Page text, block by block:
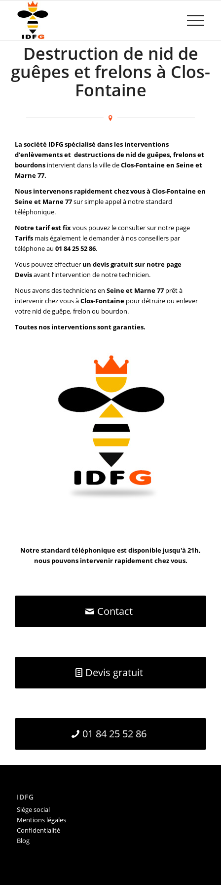
Destruction de nid de
guêpes et frelons à Clos-
Fontaine
La société IDFG spécialisé dans les interventions
d’enlèvements et destructions de nid de guêpes, frelons et
bourdons intervient dans la ville deClos-Fontaine en Seine et
Marne 77.
Nous intervenons rapidement chez vous à Clos-Fontaine en
Seine et Marne 77sur simple appel à notre standard
téléphonique.
Notre tarif est fixvous pouvez le consulter sur notre page
Tarifs mais également le demander à nos conseillers par
téléphone au 01 84 25 52 86.
Vous pouvez effectuer un devis gratuit sur notre page
Devisavant l’intervention de notre technicien.
Nous avons des techniciens en Seine et Marne 77 prêt à
intervenir chez vous àClos-Fontaine pour détruire ou enlever
votre nid de guêpe, frelon ou bourdon.
Toutes nos interventions sont garanties.
Notre standard téléphonique est disponible jusqu'à 21h,
nous pouvons intervenir rapidement chez vous.
Contact
Devis gratuit
01 84 25 52 86
IDFG
Siége social
Mentions légales
Confidentialité
Blog